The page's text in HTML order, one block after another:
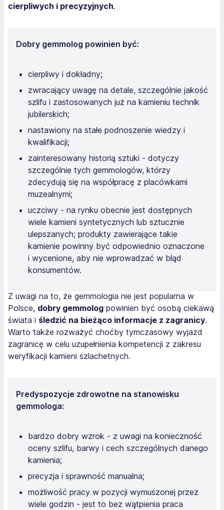
cierpliwych i precyzyjnych.
Dobry gemmolog powinien być:
cierpliwy i dokładny;
zwracający uwagę na detale, szczególnie jakość
szlifu i zastosowanych już na kamieniu technik
jubilerskich;
nastawiony na stałe podnoszenie wiedzy i
kwalifikacji;
zainteresowany historią sztuki - dotyczy
szczególnie tych gemmologów, którzy
zdecydują się na współpracę z placówkami
muzealnymi;
uczciwy - na rynku obecnie jest dostępnych
wiele kamieni syntetycznych lub sztucznie
ulepszanych; produkty zawierające takie
kamienie powinny być odpowiednio oznaczone
i wycenione, aby nie wprowadzać w błąd
konsumentów.
Z uwagi na to, że gemmologia nie jest popularna w
Polsce, dobry gemmolog powinien być osobą ciekawą
świata i śledzić na bieżąco informacje z zagranicy.
Warto także rozważyć choćby tymczasowy wyjazd
zagranicę w celu uzupełnienia kompetencji z zakresu
weryfikacji kamieni szlachetnych.
Predyspozycje zdrowotne na stanowisku
gemmologa:
bardzo dobry wzrok - z uwagi na konieczność
oceny szlifu, barwy i cech szczególnych danego
kamienia;
precyzja i sprawność manualna;
możliwość pracy w pozycji wymuszonej przez
wiele godzin - jest to bez wątpienia praca